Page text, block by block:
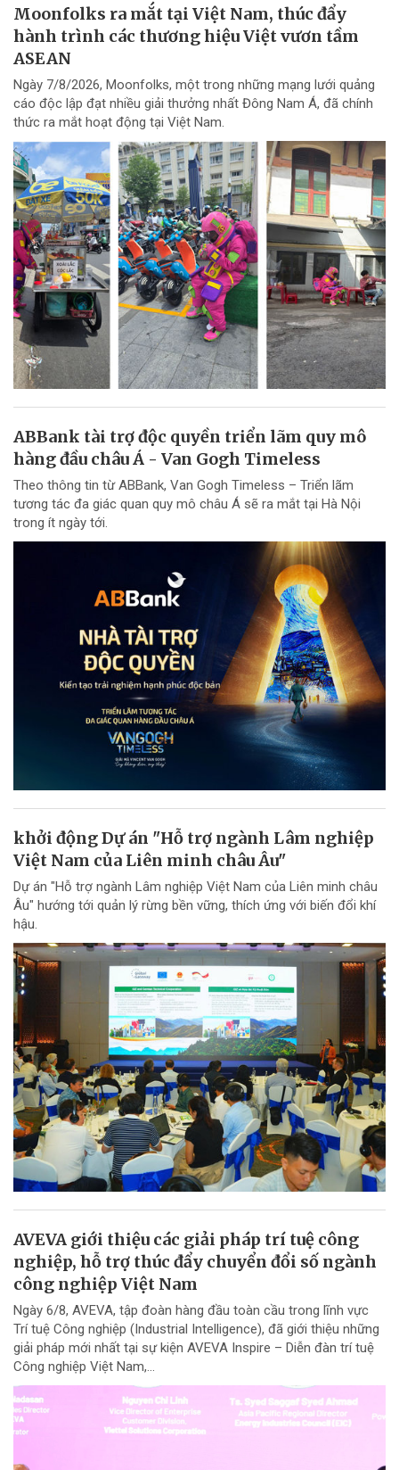
Moonfolks ra mắt tại Việt Nam, thúc đẩy
hành trình các thương hiệu Việt vươn tầm
ASEAN
Ngày 7/8/2026, Moonfolks, một trong những mạng lưới quảng
cáo độc lập đạt nhiều giải thưởng nhất Đông Nam Á, đã chính
thức ra mắt hoạt động tại Việt Nam.
ABBank tài trợ độc quyền triển lãm quy mô
hàng đầu châu Á - Van Gogh Timeless
Theo thông tin từ ABBank, Van Gogh Timeless – Triển lãm
tương tác đa giác quan quy mô châu Á sẽ ra mắt tại Hà Nội
trong ít ngày tới.
khởi động Dự án "Hỗ trợ ngành Lâm nghiệp
Việt Nam của Liên minh châu Âu"
Dự án "Hỗ trợ ngành Lâm nghiệp Việt Nam của Liên minh châu
Âu" hướng tới quản lý rừng bền vững, thích ứng với biến đổi khí
hậu.
AVEVA giới thiệu các giải pháp trí tuệ công
nghiệp, hỗ trợ thúc đẩy chuyển đổi số ngành
công nghiệp Việt Nam
Ngày 6/8, AVEVA, tập đoàn hàng đầu toàn cầu trong lĩnh vực
Trí tuệ Công nghiệp (Industrial Intelligence), đã giới thiệu những
giải pháp mới nhất tại sự kiện AVEVA Inspire – Diễn đàn trí tuệ
Công nghiệp Việt Nam,...